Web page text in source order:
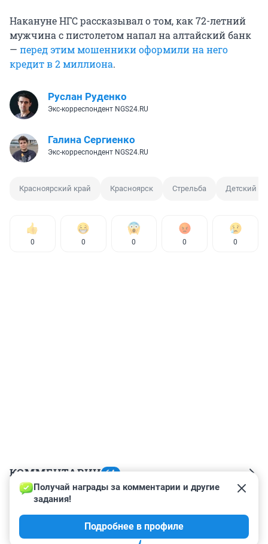
Накануне НГС рассказывал о том, как 72-летний
мужчина с пистолетом напал на алтайский банк
— перед этим мошенники оформили на него
кредит в 2 миллиона.
Руслан Руденко
Экс-корреспондент NGS24.RU
Галина Сергиенко
Экс-корреспондент NGS24.RU
Красноярский край Красноярск Стрельба Детский
0 0 0 0 0
КОММЕНТАРИИ 64
Гость
Получай награды за комментарии и другие
задания!
Подробнее в профиле